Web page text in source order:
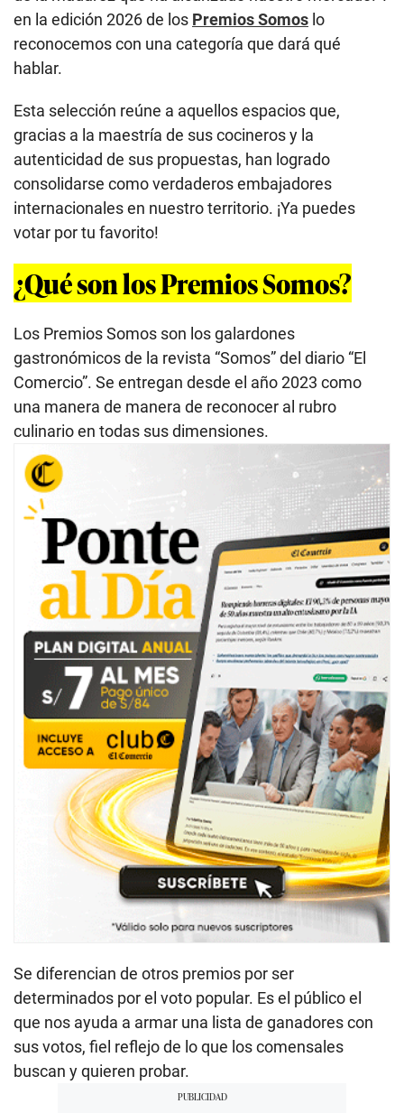
en la edición 2026 de los Premios Somos lo
reconocemos con una categoría que dará qué
hablar.
Esta selección reúne a aquellos espacios que,
gracias a la maestría de sus cocineros y la
autenticidad de sus propuestas, han logrado
consolidarse como verdaderos embajadores
internacionales en nuestro territorio. ¡Ya puedes
votar por tu favorito!
¿Qué son los Premios Somos?
Los Premios Somos son los galardones
gastronómicos de la revista “Somos” del diario “El
Comercio”. Se entregan desde el año 2023 como
una manera de manera de reconocer al rubro
culinario en todas sus dimensiones.
Se diferencian de otros premios por ser
determinados por el voto popular. Es el público el
que nos ayuda a armar una lista de ganadores con
sus votos, fiel reflejo de lo que los comensales
buscan y quieren probar.